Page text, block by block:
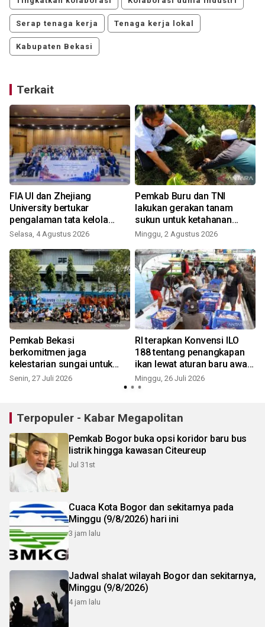
Serap tenaga kerja Tenaga kerja lokal
Kabupaten Bekasi
Terkait
FIA UI dan Zhejiang
University bertukar
pengalaman tata kelola
kampus
Selasa, 4 Agustus 2026
Pemkab Buru dan TNI
lakukan gerakan tanam
sukun untuk ketahanan
pangan
Minggu, 2 Agustus 2026
Pemkab Bekasi
berkomitmen jaga
kelestarian sungai untuk
tingkatkan kualitas
Senin, 27 Juli 2026
RI terapkan Konvensi ILO
188 tentang penangkapan
ikan lewat aturan baru awak
kapal perikanan
Minggu, 26 Juli 2026
Terpopuler - Kabar Megapolitan
Pemkab Bogor buka opsi koridor baru bus
listrik hingga kawasan Citeureup
Jul 31st
Cuaca Kota Bogor dan sekitarnya pada
Minggu (9/8/2026) hari ini
3 jam lalu
Jadwal shalat wilayah Bogor dan sekitarnya,
Minggu (9/8/2026)
4 jam lalu